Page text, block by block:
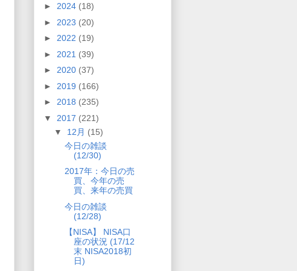
► 2024 (18)
► 2023 (20)
► 2022 (19)
► 2021 (39)
► 2020 (37)
► 2019 (166)
► 2018 (235)
▼ 2017 (221)
▼ 12月 (15)
今日の雑談
(12/30)
2017年：今日の売
買、今年の売
買、来年の売買
今日の雑談
(12/28)
【NISA】 NISA口
座の状況 (17/12
末 NISA2018初
日)